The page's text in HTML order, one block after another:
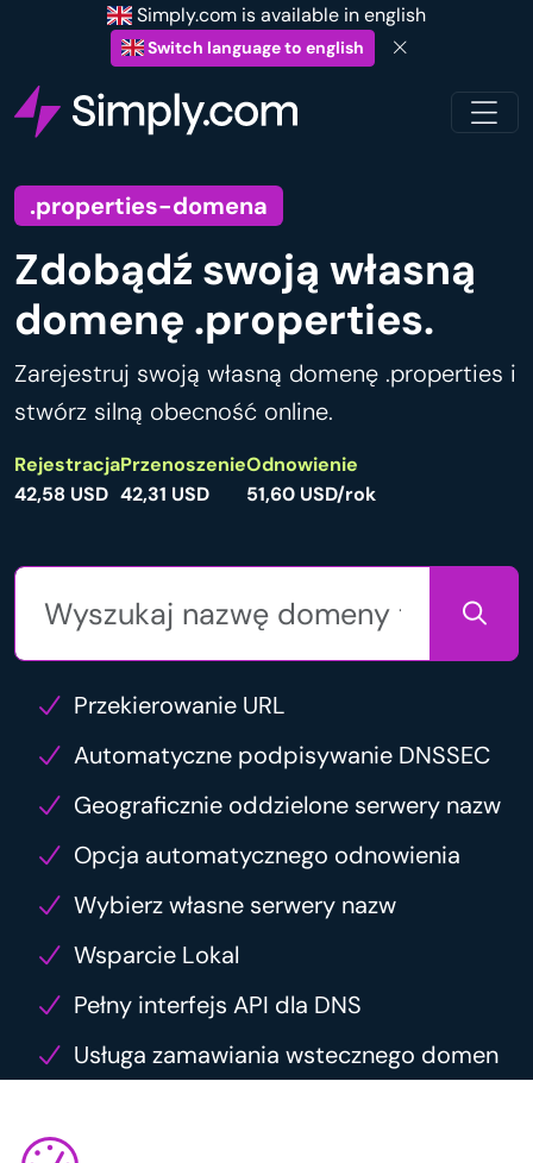
Simply.com is available in english
Switch language to english
.properties-domena
Zdobądź swoją własną
domenę .properties.
Zarejestruj swoją własną domenę .properties i
stwórz silną obecność online.
Rejestracja
42,58 USD
Przenoszenie
42,31 USD
Odnowienie
51,60 USD/rok
Przekierowanie URL
Automatyczne podpisywanie DNSSEC
Geograficznie oddzielone serwery nazw
Opcja automatycznego odnowienia
Wybierz własne serwery nazw
Wsparcie Lokal
Pełny interfejs API dla DNS
Usługa zamawiania wstecznego domen